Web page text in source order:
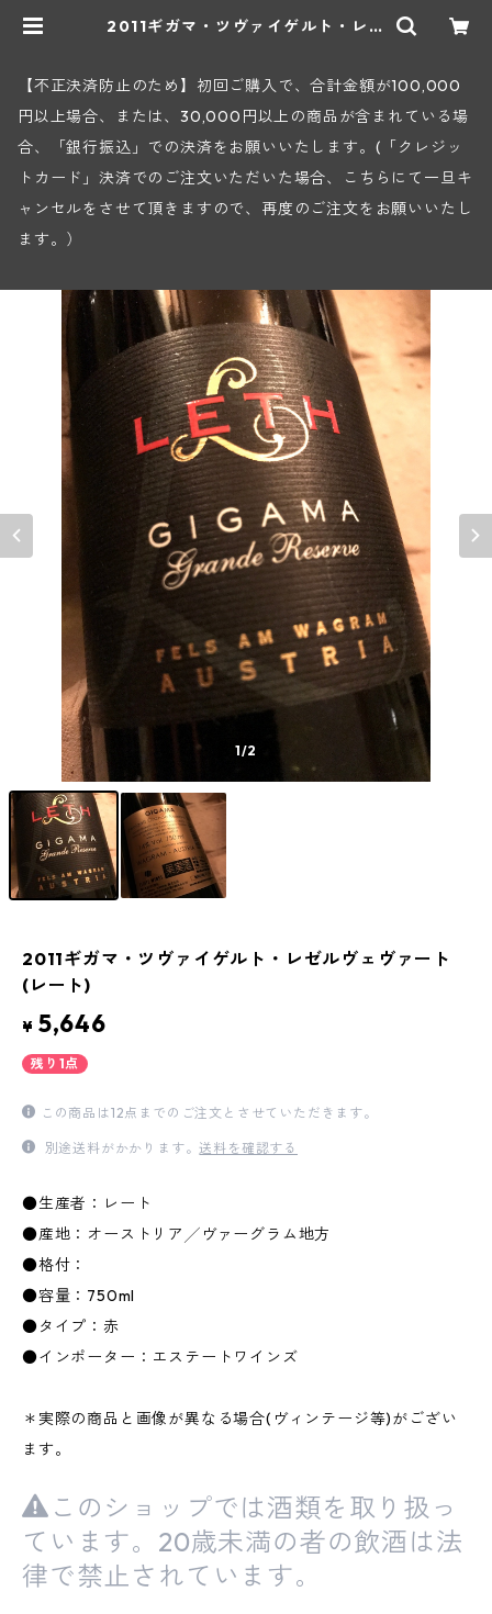
2011ギガマ・ツヴァイゲルト・レゼ
【不正決済防止のため】初回ご購入で、合計金額が100,000
円以上場合、または、30,000円以上の商品が含まれている場
合、「銀行振込」での決済をお願いいたします。(「クレジッ
トカード」決済でのご注文いただいた場合、こちらにて一旦キ
ャンセルをさせて頂きますので、再度のご注文をお願いいたし
ます。）
1/2
2011ギガマ・ツヴァイゲルト・レゼルヴェヴァート
(レート)
¥ 5,646
残り1点
この商品は12点までのご注文とさせていただきます。
別途送料がかかります。送料を確認する
●生産者：レート
●産地：オーストリア╱ヴァーグラム地方
●格付：
●容量：750ml
●タイプ：赤
●インポーター：エステートワインズ
＊実際の商品と画像が異なる場合(ヴィンテージ等)がござい
ます。
このショップでは酒類を取り扱っ
ています。20歳未満の者の飲酒は法
律で禁止されています。